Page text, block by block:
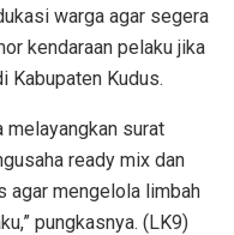
warga agar segera
kendaraan pelaku jika
Kabupaten Kudus.
melayangkan surat
ready mix dan
agar mengelola limbah
pungkasnya. (LK9)